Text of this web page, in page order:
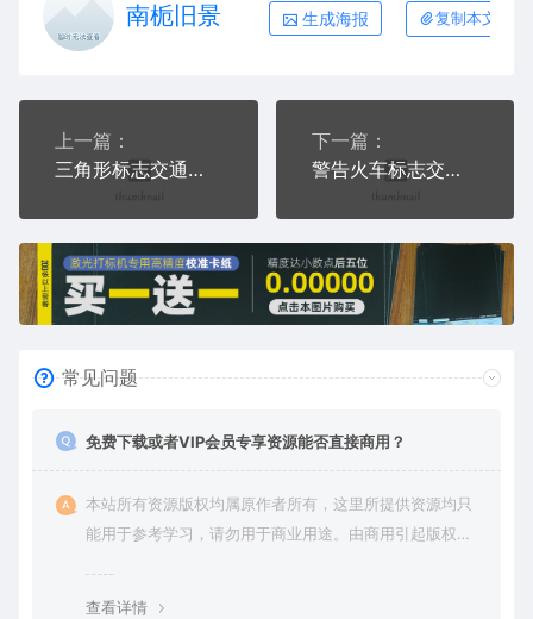
南栀旧景 生成海报 复制本文链接
上一篇：
三角形标志交通标志运输汽车布告栏危险红色白色
下一篇：
警告火车标志交通标志运输汽车布告栏危险红色白色
常见问题
免费下载或者VIP会员专享资源能否直接商用？
本站所有资源版权均属原作者所有，这里所提供资源均只
能用于参考学习，请勿用于商业用途。由商用引起版权纠
查看详情